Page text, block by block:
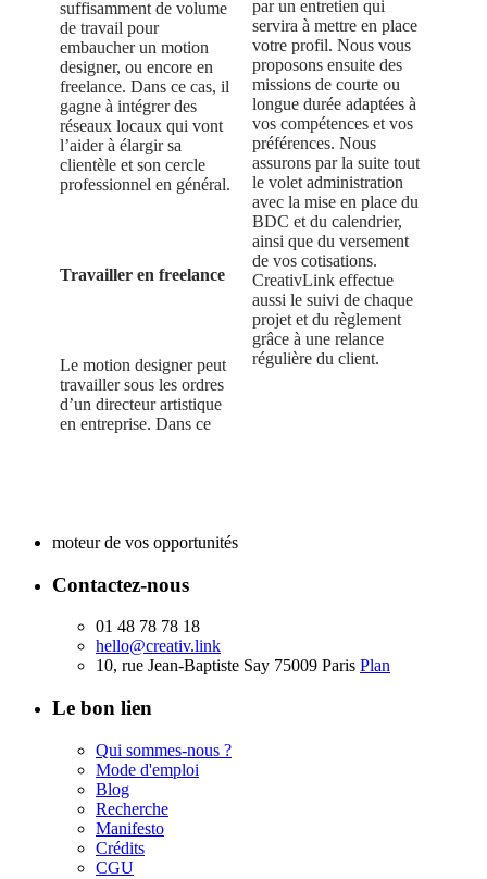
suffisamment de volume
de travail pour
embaucher un motion
designer, ou encore en
freelance. Dans ce cas, il
gagne à intégrer des
réseaux locaux qui vont
l’aider à élargir sa
clientèle et son cercle
professionnel en général.
Travailler en freelance
Le motion designer peut
travailler sous les ordres
d’un directeur artistique
en entreprise. Dans ce
par un entretien qui
servira à mettre en place
votre profil. Nous vous
proposons ensuite des
missions de courte ou
longue durée adaptées à
vos compétences et vos
préférences. Nous
assurons par la suite tout
le volet administration
avec la mise en place du
BDC et du calendrier,
ainsi que du versement
de vos cotisations.
CreativLink effectue
aussi le suivi de chaque
projet et du règlement
grâce à une relance
régulière du client.
moteur de vos opportunités
Contactez-nous
01 48 78 78 18
hello@creativ.link
10, rue Jean-Baptiste Say 75009 Paris Plan
Le bon lien
Qui sommes-nous ?
Mode d'emploi
Blog
Recherche
Manifesto
Crédits
CGU